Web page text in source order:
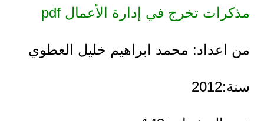
مذكرات تخرج في إدارة الأعمال pdf
من اعداد: محمد ابراهيم خليل العطوي
سنة:2012